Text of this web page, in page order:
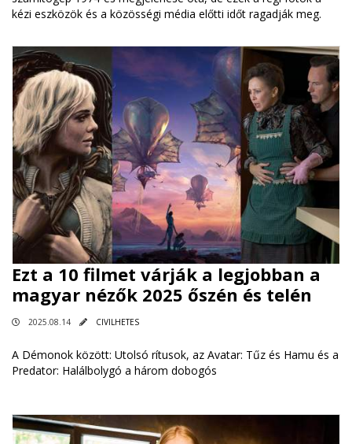
kézi eszközök és a közösségi média előtti időt ragadják meg.
Ezt a 10 filmet várják a legjobban a
magyar nézők 2025 őszén és telén
2025.08.14 CIVILHETES
A Démonok között: Utolsó rítusok, az Avatar: Tűz és Hamu és a
Predator: Halálbolygó a három dobogós